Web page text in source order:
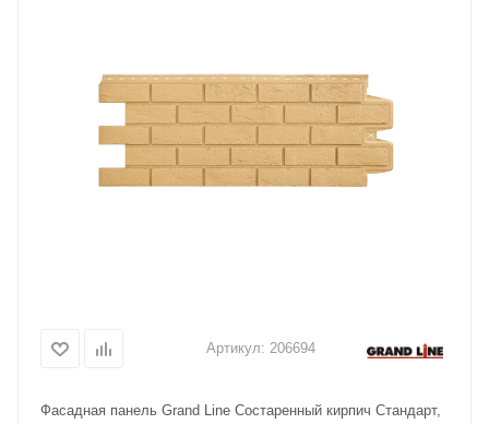
Артикул: 206694
Фасадная панель Grand Line Состаренный кирпич Стандарт,